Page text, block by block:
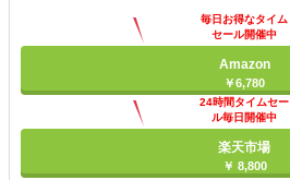
毎日お得なタイム
セール開催中
Amazon
￥6,780
24時間タイムセー
ル毎日開催中
楽天市場
￥ 8,800